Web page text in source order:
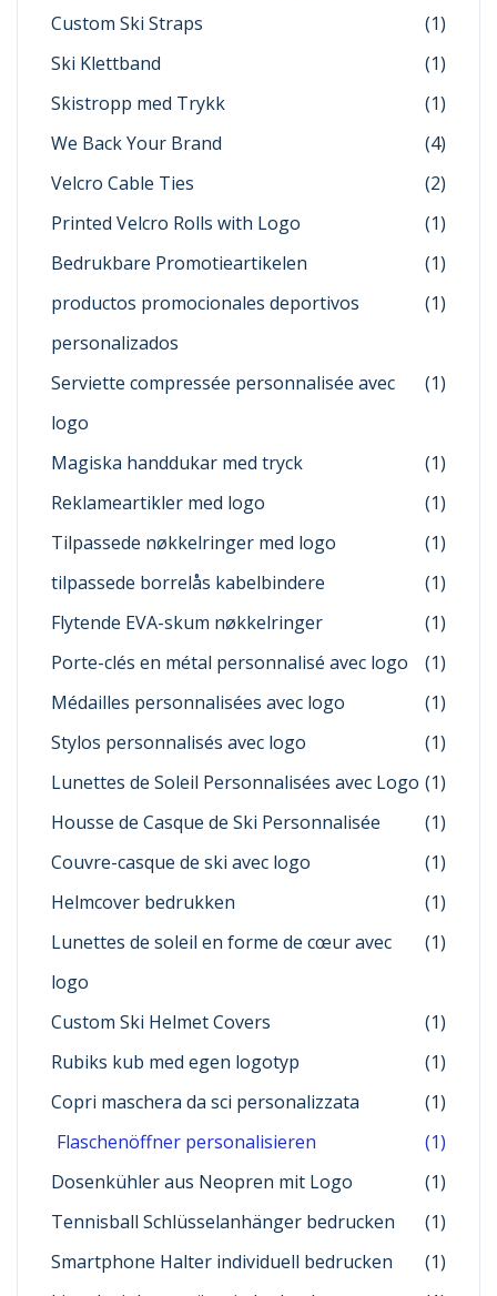
Custom Ski Straps
(1)
Ski Klettband
(1)
Skistropp med Trykk
(1)
We Back Your Brand
(4)
Velcro Cable Ties
(2)
Printed Velcro Rolls with Logo
(1)
Bedrukbare Promotieartikelen
(1)
productos promocionales deportivos
personalizados
(1)
Serviette compressée personnalisée avec
logo
(1)
Magiska handdukar med tryck
(1)
Reklameartikler med logo
(1)
Tilpassede nøkkelringer med logo
(1)
tilpassede borrelås kabelbindere
(1)
Flytende EVA-skum nøkkelringer
(1)
Porte-clés en métal personnalisé avec logo
(1)
Médailles personnalisées avec logo
(1)
Stylos personnalisés avec logo
(1)
Lunettes de Soleil Personnalisées avec Logo (1)
Housse de Casque de Ski Personnalisée
(1)
Couvre-casque de ski avec logo
(1)
Helmcover bedrukken
(1)
Lunettes de soleil en forme de cœur avec
logo
(1)
Custom Ski Helmet Covers
(1)
Rubiks kub med egen logotyp
(1)
Copri maschera da sci personalizzata
(1)
Flaschenöffner personalisieren
(1)
Dosenkühler aus Neopren mit Logo
(1)
Tennisball Schlüsselanhänger bedrucken
(1)
Smartphone Halter individuell bedrucken
(1)